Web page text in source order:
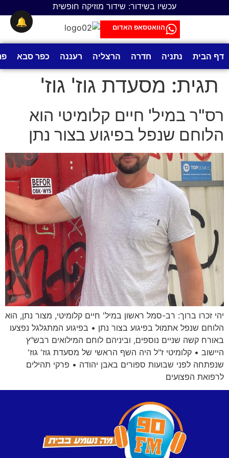
עכשיו בשידור: שידור מוזיקה חופשית
הוואטסאפ האדום
דף הבית נתניה חדרה הרצליה רעננה כפר סבא
תגית: מסעדת גוז' גוז'
רס"ר במיל' חיים קלומיטי הוא
הלוחם שנפל בפיגוע בצור נתן
יהי זכרו ברוך: רב-סמל ראשון במיל' חיים קלומיטי, מצור נתן, הוא
הלוחם שנפל אתמול בפיגוע בצור נתן • בפיגוע המתגלגל נפצעו
באורח קשה שניים נוספים, וביניהם לוחם המילואים רבש"ץ
היישוב • קלומיטי ז"ל היה השף הראשי של מסעדת גוז' גוז'
שנפתחה לפני שבועות ספורים באבן יהודה • פרקי תהילים
לרפואת הפצועים
🔔